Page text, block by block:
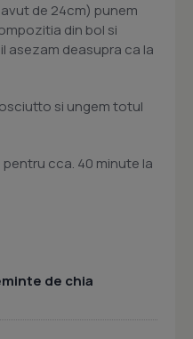
de 24cm) punem
din bol si
asezam deasupra ca la
si ungem totul
cca. 40 minute la
de chia